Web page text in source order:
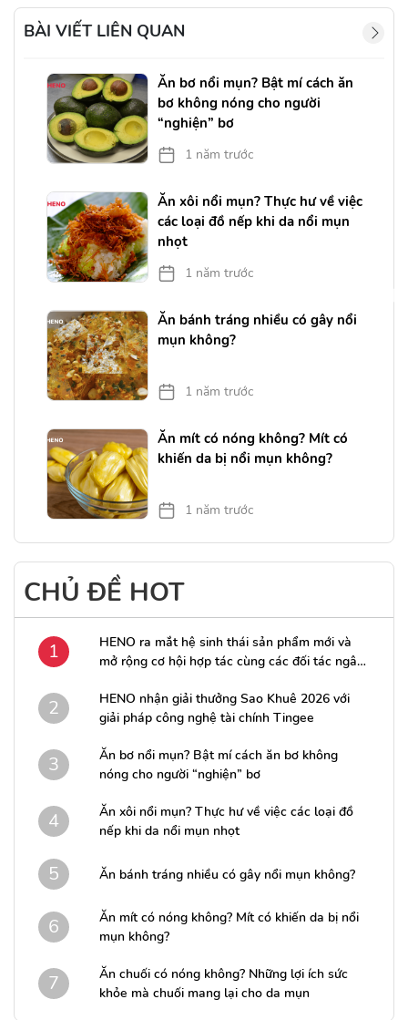
BÀI VIẾT LIÊN QUAN
Ăn bơ nổi mụn? Bật mí cách ăn
bơ không nóng cho người
“nghiện” bơ
1 năm trước
Ăn xôi nổi mụn? Thực hư về việc
các loại đồ nếp khi da nổi mụn
nhọt
1 năm trước
Ăn bánh tráng nhiều có gây nổi
mụn không?
1 năm trước
Ăn mít có nóng không? Mít có
khiến da bị nổi mụn không?
1 năm trước
CHỦ ĐỀ HOT
1
HENO ra mắt hệ sinh thái sản phẩm mới và
mở rộng cơ hội hợp tác cùng các đối tác ngân
2
HENO nhận giải thưởng Sao Khuê 2026 với
giải pháp công nghệ tài chính Tingee
3
Ăn bơ nổi mụn? Bật mí cách ăn bơ không
nóng cho người “nghiện” bơ
4
Ăn xôi nổi mụn? Thực hư về việc các loại đồ
nếp khi da nổi mụn nhọt
5 Ăn bánh tráng nhiều có gây nổi mụn không?
6
Ăn mít có nóng không? Mít có khiến da bị nổi
mụn không?
7
Ăn chuối có nóng không? Những lợi ích sức
khỏe mà chuối mang lại cho da mụn